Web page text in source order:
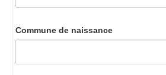
Commune de naissance